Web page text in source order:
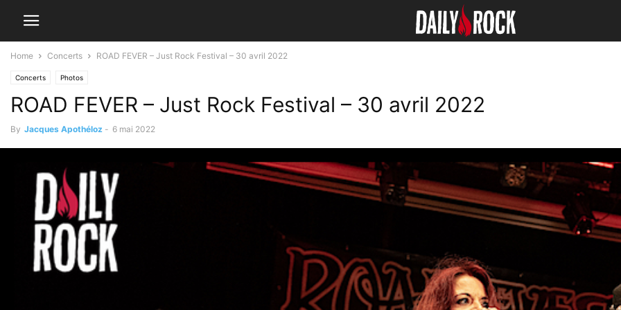
Home Concerts ROAD FEVER – Just Rock Festival – 30 avril 2022
Concerts Photos
ROAD FEVER – Just Rock Festival – 30 avril 2022
By Jacques Apothéloz - 6 mai 2022